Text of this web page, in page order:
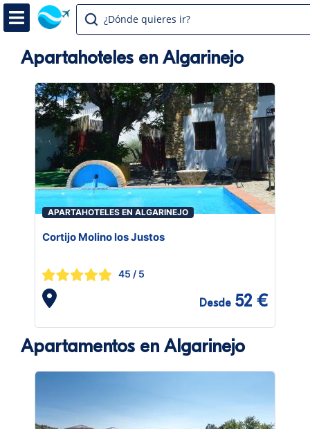
¿Dónde quieres ir?
Apartahoteles en Algarinejo
APARTAHOTELES EN ALGARINEJO
Cortijo Molino los Justos
45 / 5
Desde 52 €
Apartamentos en Algarinejo